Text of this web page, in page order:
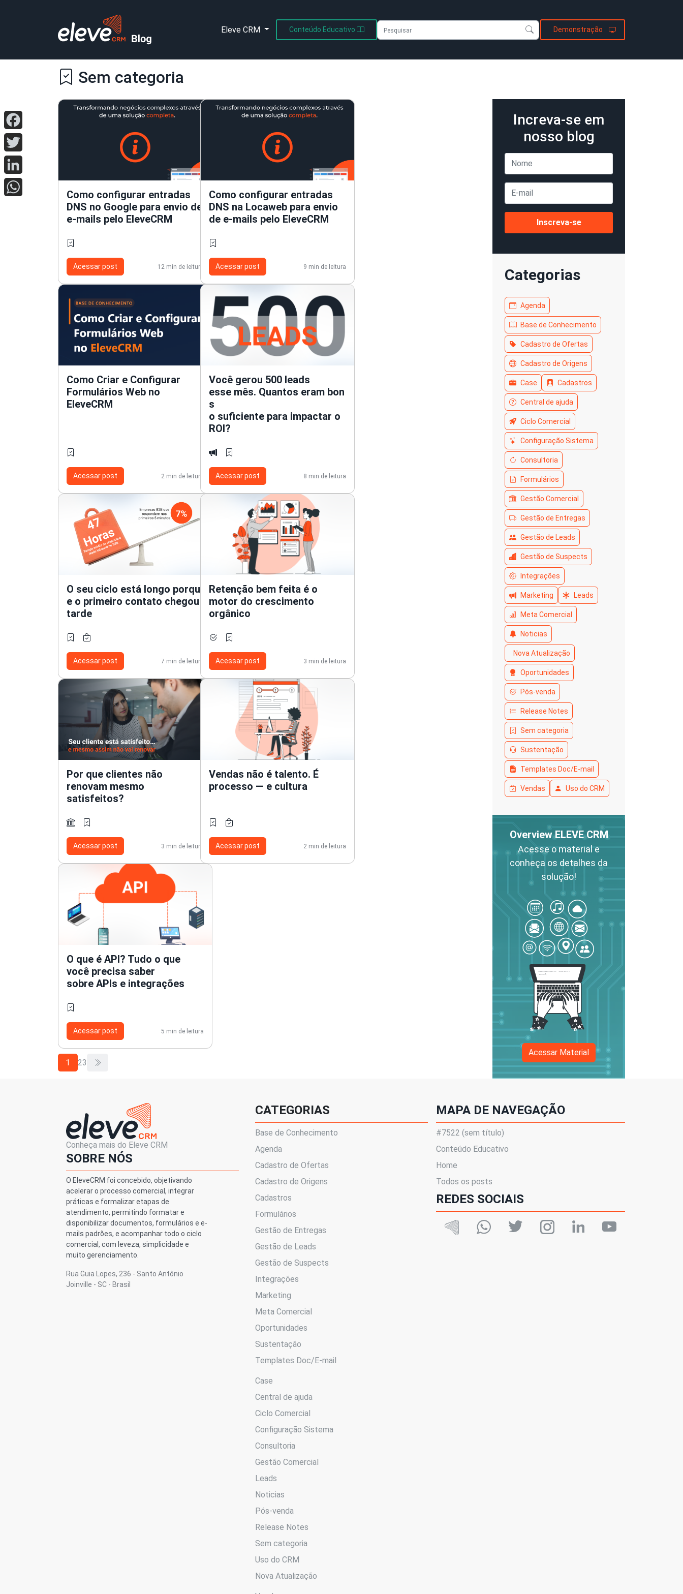
Eleve CRM Conteúdo Educativo Demonstração
Sem categoria
Como configurar entradas
DNS no Google para envio de
e-mails pelo EleveCRM
Acessar post 12 min de leitura
Como configurar entradas
DNS na Locaweb para envio
de e-mails pelo EleveCRM
Acessar post 9 min de leitura
Como Criar e Configurar
Formulários Web no
EleveCRM
Acessar post 2 min de leitura
Você gerou 500 leads
esse mês. Quantos eram bon
s
o suficiente para impactar o
ROI?
Acessar post 8 min de leitura
O seu ciclo está longo porqu
e o primeiro contato chegou
tarde
Acessar post 7 min de leitura
Retenção bem feita é o
motor do crescimento
orgânico
Acessar post 3 min de leitura
Por que clientes não
renovam mesmo
satisfeitos?
Acessar post 3 min de leitura
Vendas não é talento. É
processo — e cultura
Acessar post 2 min de leitura
O que é API? Tudo o que
você precisa saber
sobre APIs e integrações
Acessar post 5 min de leitura
1 23
Increva-se em
nosso blog
Categorias
Vendas Uso do CRM
Templates Doc/E-mail
Sustentação
Sem categoria
Release Notes
Pós-venda
Oportunidades
Nova Atualização
Noticias
Meta Comercial
Marketing Leads
Integrações
Gestão de Suspects
Gestão de Leads
Gestão de Entregas
Gestão Comercial
Formulários
Consultoria
Configuração Sistema
Ciclo Comercial
Central de ajuda
Case Cadastros
Cadastro de Origens
Cadastro de Ofertas
Base de Conhecimento
Agenda
Overview ELEVE CRM
Acesse o material e
conheça os detalhes da
solução!
Acessar Material
Conheça mais do Eleve CRM
SOBRE NÓS
O EleveCRM foi concebido, objetivando
acelerar o processo comercial, integrar
práticas e formalizar etapas de
atendimento, permitindo formatar e
disponibilizar documentos, formulários e e-
mails padrões, e acompanhar todo o ciclo
comercial, com leveza, simplicidade e
muito gerenciamento.
Rua Guia Lopes, 236 - Santo Antônio
Joinville - SC - Brasil
CATEGORIAS
Base de Conhecimento
Agenda
Cadastro de Ofertas
Cadastro de Origens
Cadastros
Formulários
Gestão de Entregas
Gestão de Leads
Gestão de Suspects
Integrações
Marketing
Meta Comercial
Oportunidades
Sustentação
Templates Doc/E-mail
Case
Central de ajuda
Ciclo Comercial
Configuração Sistema
Consultoria
Gestão Comercial
Leads
Noticias
Pós-venda
Release Notes
Sem categoria
Uso do CRM
Nova Atualização
MAPA DE NAVEGAÇÃO
#7522 (sem título)
Conteúdo Educativo
Home
Todos os posts
REDES SOCIAIS
Facebook
Twitter
LinkedIn